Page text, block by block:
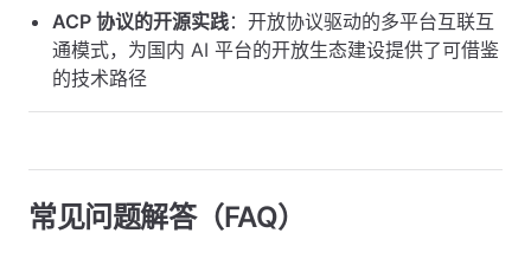
ACP 协议的开源实践：开放协议驱动的多平台互联互
通模式，为国内 AI 平台的开放生态建设提供了可借鉴
的技术路径
常见问题解答（FAQ）